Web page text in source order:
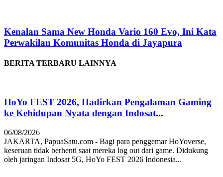
Kenalan Sama New Honda Vario 160 Evo, Ini Kata
Perwakilan Komunitas Honda di Jayapura
BERITA TERBARU LAINNYA
HoYo FEST 2026, Hadirkan Pengalaman Gaming
ke Kehidupan Nyata dengan Indosat...
06/08/2026
JAKARTA, PapuaSatu.com - Bagi para penggemar HoYoverse,
keseruan tidak berhenti saat mereka log out dari game. Didukung
oleh jaringan Indosat 5G, HoYo FEST 2026 Indonesia...